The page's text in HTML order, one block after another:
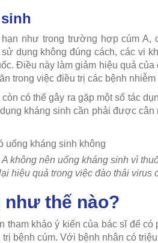
như trong trường hợp cúm A,
dụng không đúng cách, các vi
Điều này làm giảm hiệu quả
trong việc điều trị các bệnh
có thể gây ra gặp một số tác
kháng sinh cần phải được
không nên uống kháng sinh vì
hiệu quả trong việc đào thải virus
như thế nào?
tham khảo ý kiến của bác sĩ để
bệnh cúm. Với bệnh nhân có